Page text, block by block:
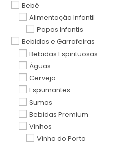
Bebé
Alimentação Infantil
Papas Infantis
Bebidas e Garrafeiras
Bebidas Espirituosas
Águas
Cerveja
Espumantes
Sumos
Bebidas Premium
Vinhos
Vinho do Porto